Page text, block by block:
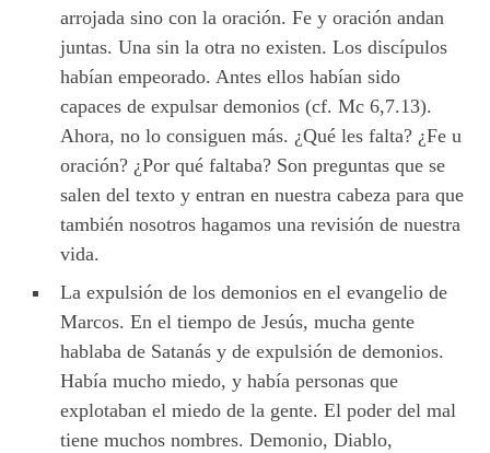
arrojada sino con la oración. Fe y oración andan
juntas. Una sin la otra no existen. Los discípulos
habían empeorado. Antes ellos habían sido
capaces de expulsar demonios (cf. Mc 6,7.13).
Ahora, no lo consiguen más. ¿Qué les falta? ¿Fe u
oración? ¿Por qué faltaba? Son preguntas que se
salen del texto y entran en nuestra cabeza para que
también nosotros hagamos una revisión de nuestra
vida.
La expulsión de los demonios en el evangelio de
Marcos. En el tiempo de Jesús, mucha gente
hablaba de Satanás y de expulsión de demonios.
Había mucho miedo, y había personas que
explotaban el miedo de la gente. El poder del mal
tiene muchos nombres. Demonio, Diablo,